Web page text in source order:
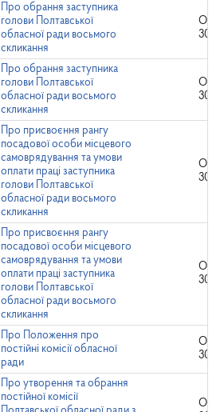
Про обрання заступника
голови Полтавської
обласної ради восьмого
скликання
Про обрання заступника
голови Полтавської
обласної ради восьмого
скликання
Про присвоєння рангу
посадової особи місцевого
самоврядування та умови
оплати праці заступника
голови Полтавської
обласної ради восьмого
скликання
Про присвоєння рангу
посадової особи місцевого
самоврядування та умови
оплати праці заступника
голови Полтавської
обласної ради восьмого
скликання
Про Положення про
постійні комісії обласної
ради
Про утворення та обрання
постійної комісії